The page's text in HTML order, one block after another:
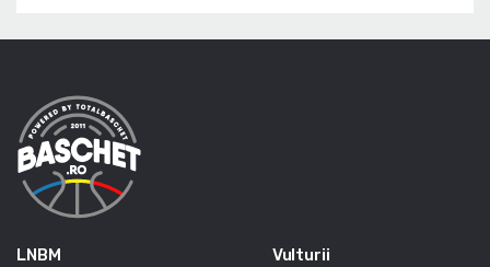
LNBM Vulturii